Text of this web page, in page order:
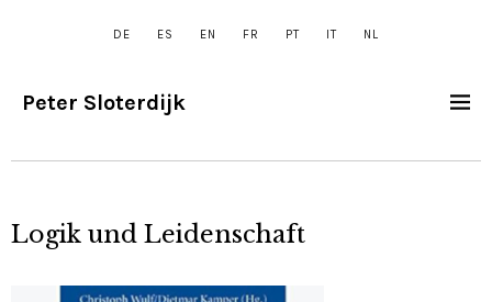
DE ES EN FR PT IT NL
Peter Sloterdijk
Logik und Leidenschaft